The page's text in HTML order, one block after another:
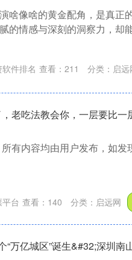
啥像啥的黄金配角，是真正
的情感与深刻的洞察力，却
件排名 查看： 211 分类： 启远
老吃法教会你，一层要比一
有内容均由用户发布，如发
台 查看： 140 分类： 启远网
万亿城区”诞生&#32;深圳南